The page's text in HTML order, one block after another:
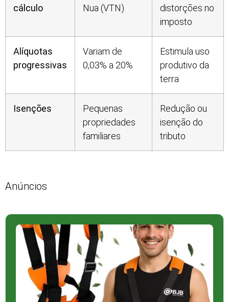
cálculo
Nua (VTN)
distorções no
imposto
Alíquotas
progressivas
Variam de
0,03% a 20%
Estimula uso
produtivo da
terra
Isenções
Pequenas
propriedades
familiares
Redução ou
isenção do
tributo
Anúncios